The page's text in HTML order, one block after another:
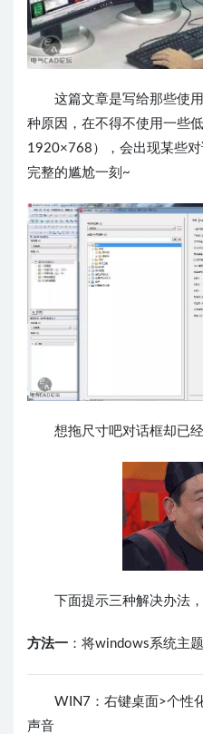
这篇文章是写给那些使
种原因，在不得不使用一些
1920×768），会出现某些
完整的尴尬一刻~
想拖尺寸吧对话框却已
下面提示三种解决办法
方法一 ：将windows系统主
WIN7：右键桌面>个性
声音